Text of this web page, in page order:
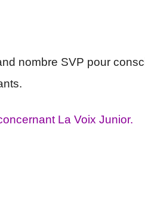
nombre SVP pour
La Voix Junior.